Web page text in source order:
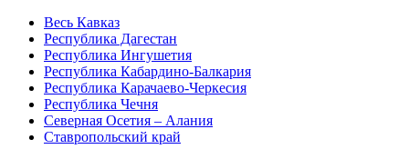
Весь Кавказ
Республика Дагестан
Республика Ингушетия
Республика Кабардино-Балкария
Республика Карачаево-Черкесия
Республика Чечня
Северная Осетия – Алания
Ставропольский край